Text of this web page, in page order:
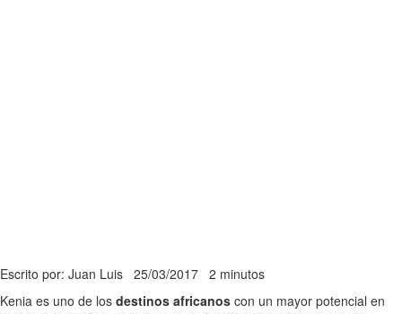
Escrito por: Juan Luis 25/03/2017 2 minutos
Kenia es uno de los destinos africanos con un mayor potencial en